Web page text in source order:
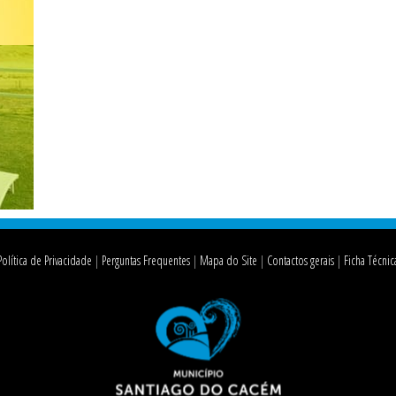
de Privacidade Perguntas Frequentes Mapa do Site Contactos gerais Ficha